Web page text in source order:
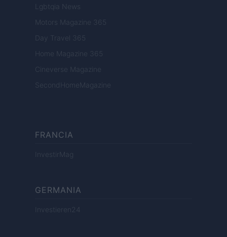
Lgbtqia News
Motors Magazine 365
Day Travel 365
Home Magazine 365
Cineverse Magazine
SecondHomeMagazine
FRANCIA
InvestirMag
GERMANIA
Investieren24